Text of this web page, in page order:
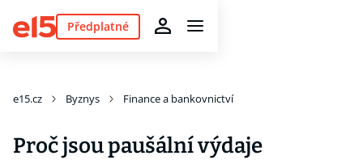
Předplatné
e15.cz Byznys Finance a bankovnictví
Proč jsou paušální výdaje